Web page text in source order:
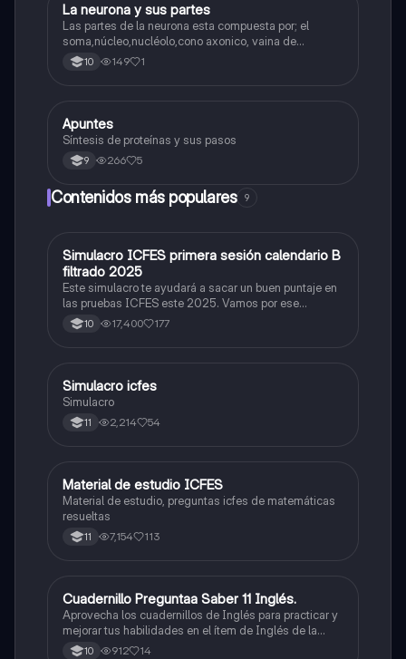
Biologia
La neurona y sus partes
Las partes de la neurona esta compuesta por; el
soma,núcleo,nucléolo,cono axonico, vaina de
mielina,celula schwan,núcleo de schwann,nódulo de
Ranvier,terminal axonico Arborizacion terminal, botón
10 149 1
Biologia
Apuntes
Síntesis de proteínas y sus pasos
9 266 5
Contenidos más populares 9
ICFES: Matemáticas
Simulacro ICFES primera sesión calendario B
filtrado 2025
Este simulacro te ayudará a sacar un buen puntaje en
las pruebas ICFES este 2025. Vamos por ese
500/500. Y poder ser admitido en la universidad que
quieras, estudiar la carrera que quieres y no la que te
10 17,400 177
ICFES: Lectura Crítica
Simulacro icfes
Simulacro
11 2,214 54
ICFES: Matemáticas
Material de estudio ICFES
Material de estudio, preguntas icfes de matemáticas
resueltas
11 7,154 113
ICFES: Inglés
Cuadernillo Preguntaa Saber 11 Inglés.
Aprovecha los cuadernillos de Inglés para practicar y
mejorar tus habilidades en el ítem de Inglés de la
Prueba Saber 11. 🫡
10 912 14